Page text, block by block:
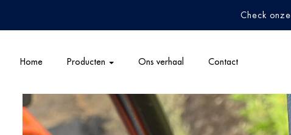
Check onze
Home Producten Ons verhaal Contact